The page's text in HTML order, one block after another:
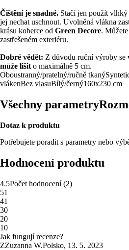
Čištění je snadné. Stačí jen použít
jej nechat uschnout. Uvolněná vlákna
krásu koberce od Green Decore.
zastřešeném exteriéru.
Dobré vědět: Z důvodu ruční výroby se
může lišit o maximálně 5 cm.
Oboustranný/pratelný/ručně tkaný
vlákenBez vlasuBílý/černý160x230 cm
Všechny parametry
Dotaz k produktu
Potřebujete poradit s parametry nebo
Hodnocení produktu
4.5Počet hodnocení(2)
51
41
30
20
10
Jak fungují recenze?
ZZuzanna W.Polsko, 13. 5. 2023